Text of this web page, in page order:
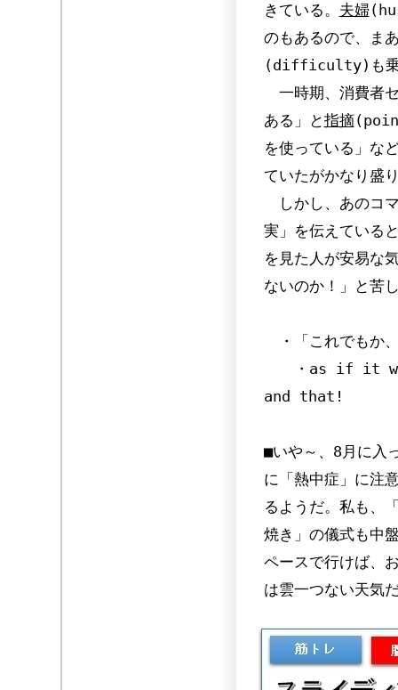
きている。 夫婦
のもあるので、ま
(difficulty)も乗り
一時期、消費者
ある」と指摘
を使っている」な
ていたがかなり盛
しかし、あのコ
実」を伝えている
を見た人が安易な
ないのか！」と苦
・「これでもか
・as if it
and that!
■いや～、8月に入
に「熱中症」に注
るようだ。私も、
焼き」の儀式も中
ペースで行けば、
は雲一つない天気